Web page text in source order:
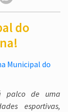
do
palco de uma
esportivas,